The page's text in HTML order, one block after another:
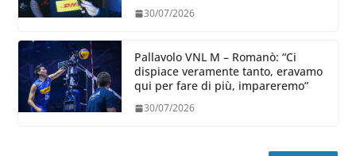
30/07/2026
Pallavolo VNL M – Romanò: “Ci
dispiace veramente tanto, eravamo
qui per fare di più, impareremo”
30/07/2026